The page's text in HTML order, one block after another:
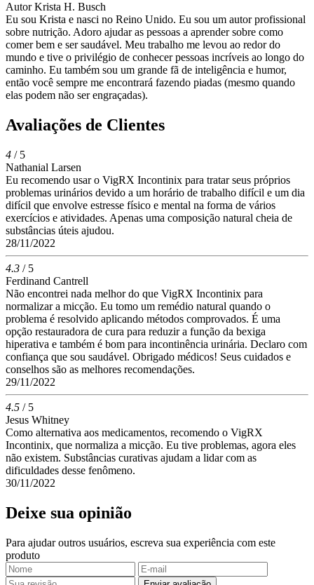
Autor Krista H. Busch
Eu sou Krista e nasci no Reino Unido. Eu sou um autor profissional
sobre nutrição. Adoro ajudar as pessoas a aprender sobre como
comer bem e ser saudável. Meu trabalho me levou ao redor do
mundo e tive o privilégio de conhecer pessoas incríveis ao longo do
caminho. Eu também sou um grande fã de inteligência e humor,
então você sempre me encontrará fazendo piadas (mesmo quando
elas podem não ser engraçadas).
Avaliações de Clientes
4 / 5
Nathanial Larsen
Eu recomendo usar o VigRX Incontinix para tratar seus próprios
problemas urinários devido a um horário de trabalho difícil e um dia
difícil que envolve estresse físico e mental na forma de vários
exercícios e atividades. Apenas uma composição natural cheia de
substâncias úteis ajudou.
28/11/2022
4.3 / 5
Ferdinand Cantrell
Não encontrei nada melhor do que VigRX Incontinix para
normalizar a micção. Eu tomo um remédio natural quando o
problema é resolvido aplicando métodos comprovados. É uma
opção restauradora de cura para reduzir a função da bexiga
hiperativa e também é bom para incontinência urinária. Declaro com
confiança que sou saudável. Obrigado médicos! Seus cuidados e
conselhos são as melhores recomendações.
29/11/2022
4.5 / 5
Jesus Whitney
Como alternativa aos medicamentos, recomendo o VigRX
Incontinix, que normaliza a micção. Eu tive problemas, agora eles
não existem. Substâncias curativas ajudam a lidar com as
dificuldades desse fenômeno.
30/11/2022
Deixe sua opinião
Para ajudar outros usuários, escreva sua experiência com este
produto